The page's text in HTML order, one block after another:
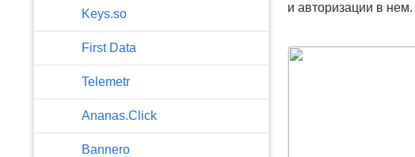
Keys.so
First Data
Telemetr
Ananas.Click
Bannero
и авторизации в нем.